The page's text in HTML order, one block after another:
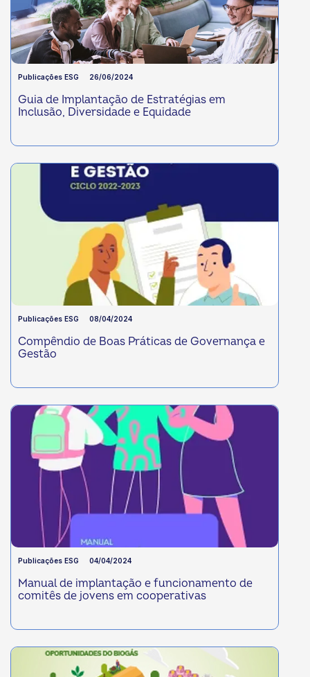
Publicações ESG 26/06/2024
Guia de Implantação de Estratégias em
Inclusão, Diversidade e Equidade
Publicações ESG 08/04/2024
Compêndio de Boas Práticas de Governança e
Gestão
Publicações ESG 04/04/2024
Manual de implantação e funcionamento de
comitês de jovens em cooperativas